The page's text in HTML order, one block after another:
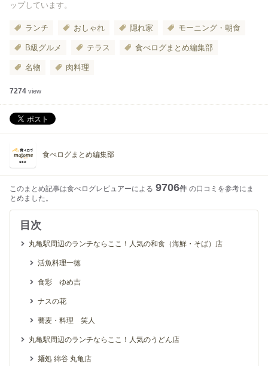
ップしています。
ランチ おしゃれ 隠れ家 モーニング・朝食
B級グルメ テラス 食べログまとめ編集部
名物 肉料理
7274 view
食べログまとめ編集部
このまとめ記事は食べログレビュアーによる 9706件 の口コミを参考にま
とめました。
目次
丸亀駅周辺のランチならここ！人気の和食（海鮮・そば）店
活魚料理一徳
食彩 ゆめ吉
ナスの花
蕎麦・料理 笑人
丸亀駅周辺のランチならここ！人気のうどん店
麺処 綿谷 丸亀店